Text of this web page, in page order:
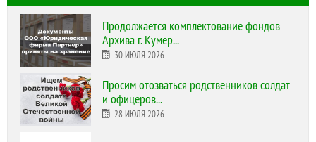
Продолжается комплектование фондов
Архива г. Кумер...
30 ИЮЛЯ 2026
Просим отозваться родственников солдат
и офицеров...
28 ИЮЛЯ 2026